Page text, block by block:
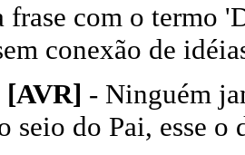
frase com o termo
conexão de
[AVR] - Ninguém
seio do Pai, esse o